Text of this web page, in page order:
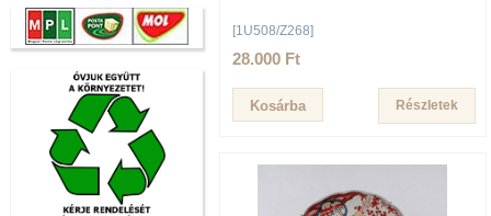
[1U508/Z268]
28.000 Ft
Részletek